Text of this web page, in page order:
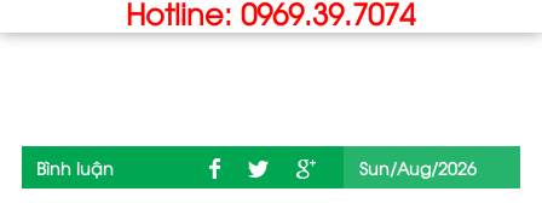
Hotline: 0969.39.7074
Bình luận Sun/Aug/2026